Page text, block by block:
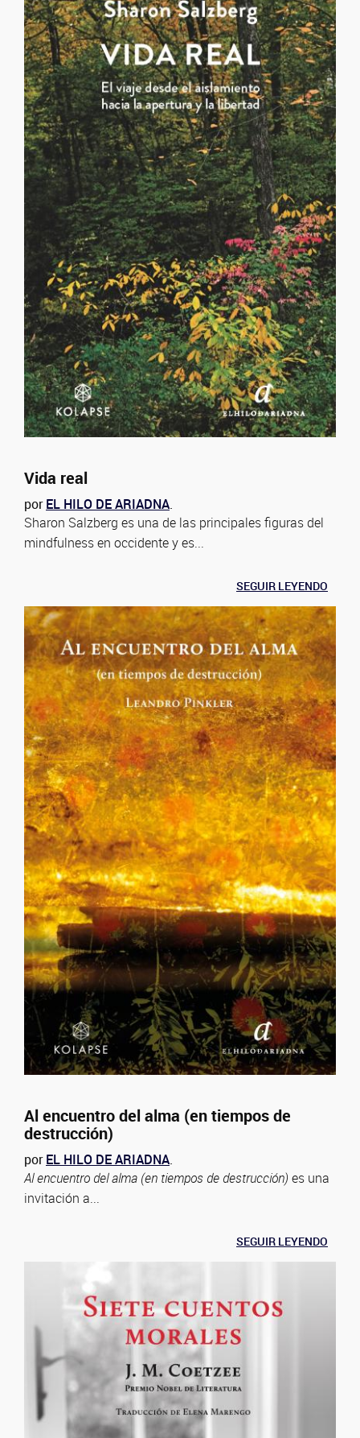
Vida real
porEL HILO DE ARIADNA.
Sharon Salzberg es una de las principales figuras del
mindfulness en occidente y es...
SEGUIR LEYENDO
Al encuentro del alma (en tiempos de
destrucción)
porEL HILO DE ARIADNA.
Al encuentro del alma (en tiempos de destrucción) es una
invitación a...
SEGUIR LEYENDO